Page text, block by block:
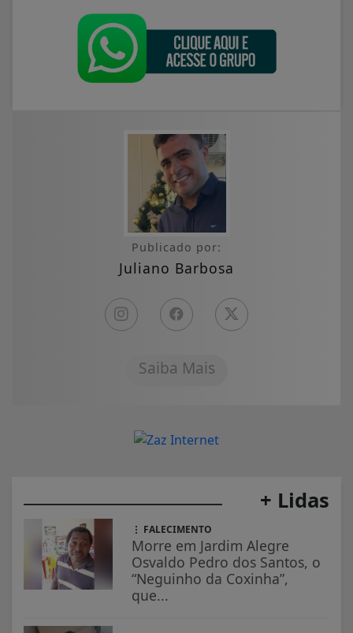
Publicado por:
Juliano Barbosa
Saiba Mais
+ Lidas
FALECIMENTO
Morre em Jardim Alegre
Osvaldo Pedro dos Santos, o
“Neguinho da Coxinha”,
que...